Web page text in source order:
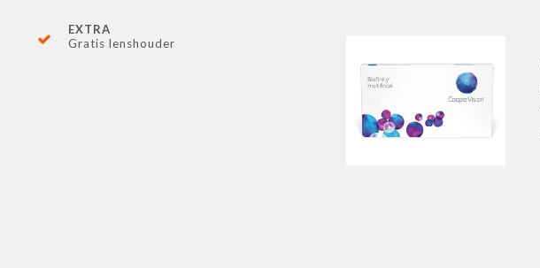
EXTRA
Gratis lenshouder